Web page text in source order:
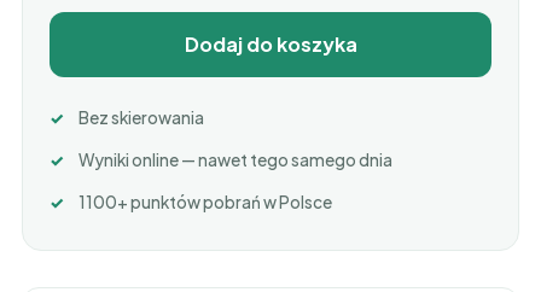
Dodaj do koszyka
Bez skierowania
Wyniki online — nawet tego samego dnia
1100+ punktów pobrań w Polsce